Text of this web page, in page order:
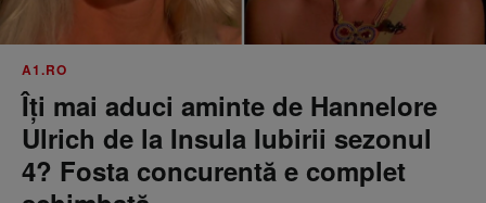
A1.RO
Îți mai aduci aminte de Hannelore
Ulrich de la Insula Iubirii sezonul
4? Fosta concurentă e complet